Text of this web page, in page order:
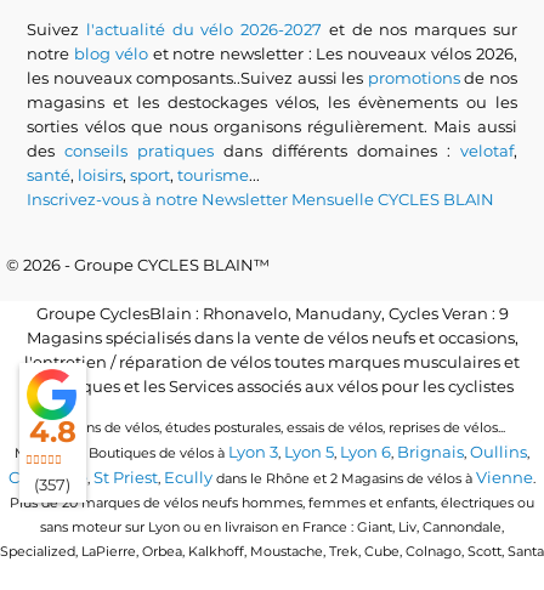
Suivez l'actualité du vélo 2026-2027 et de nos marques sur
notre blog véloet notre newsletter : Les nouveaux vélos 2026,
les nouveaux composants..Suivez aussi les promotionsde nos
magasins et les destockages vélos, les évènements ou les
sorties vélos que nous organisons régulièrement. Mais aussi
desconseils pratiques dans différents domaines : velotaf,
santé, loisirs,sport,tourisme...
Inscrivez-vous à notre Newsletter Mensuelle CYCLES BLAIN
© 2026 - Groupe CYCLES BLAIN™
Groupe CyclesBlain : Rhonavelo, Manudany, Cycles Veran : 9
Magasins spécialisés dans la vente de vélos neufs et occasions,
l'entretien / réparation de vélos toutes marques musculaires et
électriques et les Services associés aux vélos pour les cyclistes
Locations de vélos, études posturales, essais de vélos, reprises de vélos...
Magasins / Boutiques de vélos à Lyon 3, Lyon 5, Lyon 6, Brignais, Oullins,
Craponne, St Priest, Ecully dans le Rhône et 2 Magasins de vélos à Vienne.
Plus de 20 marques de vélos neufs hommes, femmes et enfants, électriques ou
sans moteur sur Lyon ou en livraison en France : Giant, Liv, Cannondale,
Specialized, LaPierre, Orbea, Kalkhoff, Moustache, Trek, Cube, Colnago, Scott, Santa
4.8
(357)